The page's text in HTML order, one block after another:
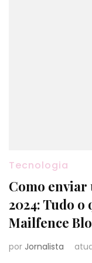
Tecnologia
Como
2024: Tudo o
Mailfence
por Jornalista